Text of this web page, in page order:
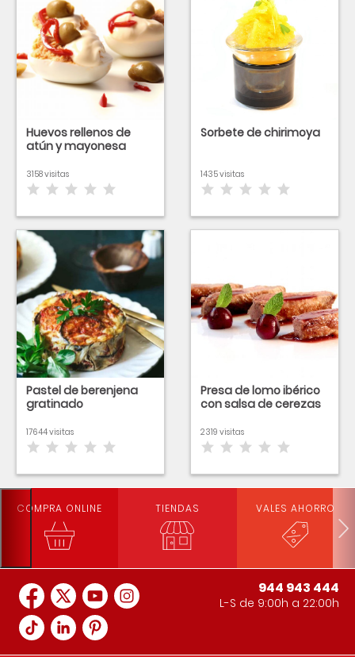
Huevos rellenos de
atún y mayonesa
3158 visitas
Sorbete de chirimoya
1435 visitas
Pastel de berenjena
gratinado
17644 visitas
Presa de lomo ibérico
con salsa de cerezas
2319 visitas
COMPRA ONLINE TIENDAS VALES AHORRO
944 943 444
L-S de 9:00h a 22:00h